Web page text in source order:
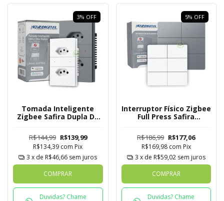
3% OFF
Tomada Inteligente
Zigbee Safira Dupla De
Tuya
R$144,99 R$139,99
R$134,39 com Pix
3 x de R$46,66 sem juros
COMPRAR
Duvidas? Chame
5% OFF
Interruptor Físico Zigbee
Full Press Safira
Botões
R$186,99 R$177,06
R$169,98 com Pix
3 x de R$59,02 sem juros
COMPRAR
Duvidas? Chame